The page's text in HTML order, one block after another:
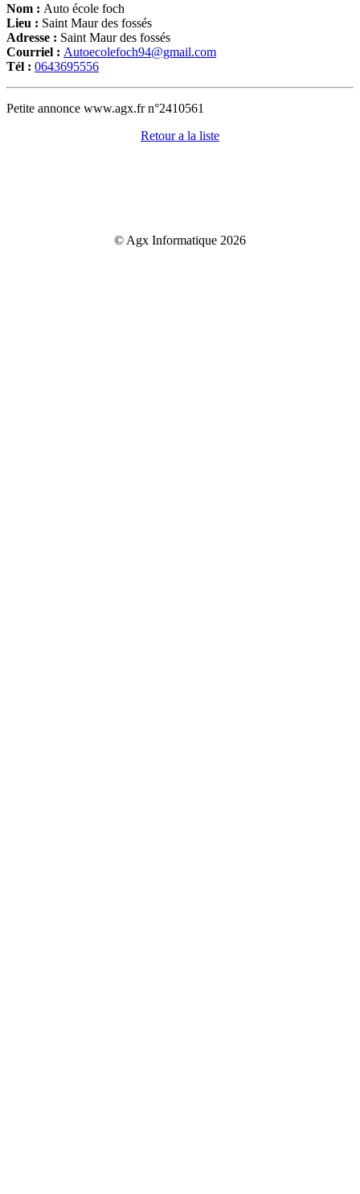
Nom : Auto école foch
Lieu : Saint Maur des fossés
Adresse : Saint Maur des fossés
Courriel : Autoecolefoch94@gmail.com
Tél : 0643695556
Petite annonce www.agx.fr n°2410561
Retour a la liste
© Agx Informatique 2026